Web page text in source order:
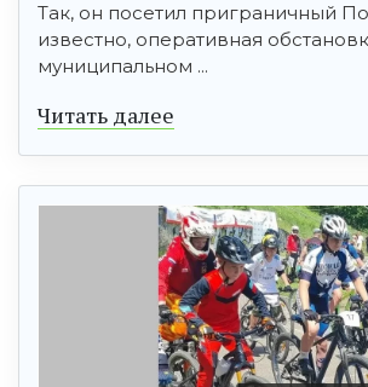
Так, он посетил приграничный
известно, оперативная
муниципальном ...
Читать далее